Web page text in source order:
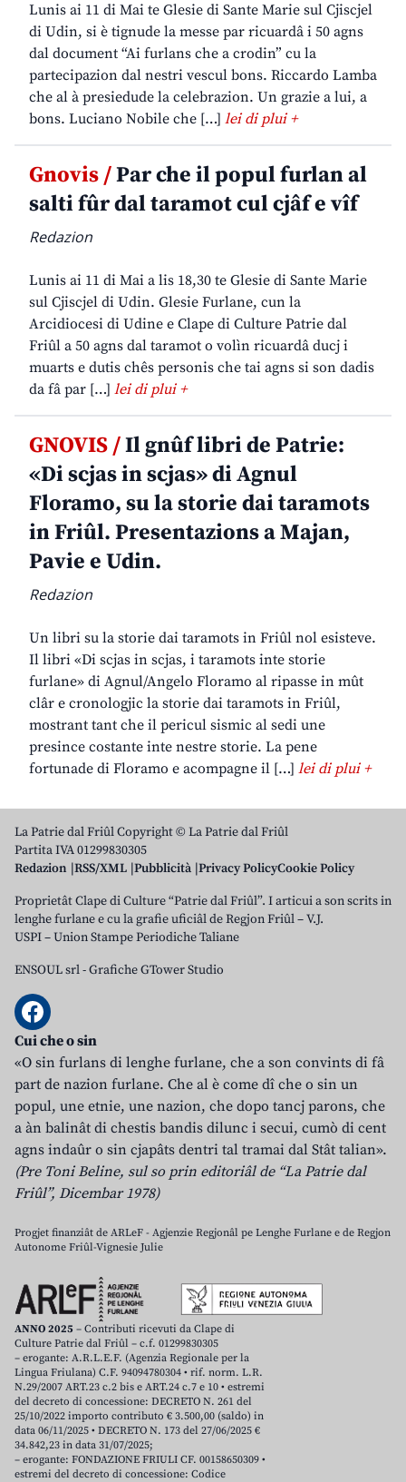
Lunis ai 11 di Mai te Glesie di Sante Marie sul Cjiscjel
di Udin, si è tignude la messe par ricuardâ i 50 agns
dal document “Ai furlans che a crodin” cu la
partecipazion dal nestri vescul bons. Riccardo Lamba
che al à presiedude la celebrazion. Un grazie a lui, a
bons. Luciano Nobile che […] lei di plui +
Gnovis /Par che il popul furlan al
salti fûr dal taramot cul cjâf e vîf
Redazion
Lunis ai 11 di Mai a lis 18,30 te Glesie di Sante Marie
sul Cjiscjel di Udin. Glesie Furlane, cun la
Arcidiocesi di Udine e Clape di Culture Patrie dal
Friûl a 50 agns dal taramot o volìn ricuardâ ducj i
muarts e dutis chês personis che tai agns si son dadis
da fâ par […] lei di plui +
GNOVIS /Il gnûf libri de Patrie:
«Di scjas in scjas» di Agnul
Floramo, su la storie dai taramots
in Friûl. Presentazions a Majan,
Pavie e Udin.
Redazion
Un libri su la storie dai taramots in Friûl nol esisteve.
Il libri «Di scjas in scjas, i taramots inte storie
furlane» di Agnul/Angelo Floramo al ripasse in mût
clâr e cronologjic la storie dai taramots in Friûl,
mostrant tant che il pericul sismic al sedi une
presince costante inte nestre storie. La pene
fortunade di Floramo e acompagne il […] lei di plui +
La Patrie dal Friûl Copyright © La Patrie dal Friûl
Partita IVA 01299830305
Redazion RSS/XML Pubblicità Privacy PolicyCookie Policy
Proprietât Clape di Culture “Patrie dal Friûl”. I articui a son scrits in
lenghe furlane e cu la grafie uficiâl de Regjon Friûl – V.J.
USPI – Union Stampe Periodiche Taliane
ENSOUL srl-Grafiche GTower Studio
Cui che o sin
«O sin furlans di lenghe furlane, che a son convints di fâ
part de nazion furlane. Che al è come dî che o sin un
popul, une etnie, une nazion, che dopo tancj parons, che
a àn balinât di chestis bandis dilunc i secui, cumò di cent
agns indaûr o sin cjapâts dentri tal tramai dal Stât talian».
(Pre Toni Beline, sul so prin editoriâl de “La Patrie dal
Friûl”, Dicembar 1978)
Progjet finanziât de ARLeF - Agjenzie Regjonâl pe Lenghe Furlane e de Regjon
Autonome Friûl-Vignesie Julie
ANNO 2025 – Contributi ricevuti da Clape di
Culture Patrie dal Friûl – c.f. 01299830305
– erogante: A.R.L.E.F. (Agenzia Regionale per la
Lingua Friulana) C.F. 94094780304 • rif. norm. L.R.
N.29/2007 ART.23 c.2 bis e ART.24 c.7 e 10 • estremi
del decreto di concessione: DECRETO N. 261 del
25/10/2022 importo contributo € 3.500,00 (saldo) in
data 06/11/2025 • DECRETO N. 173 del 27/06/2025 €
34.842,23 in data 31/07/2025;
– erogante: FONDAZIONE FRIULI CF. 00158650309 •
estremi del decreto di concessione: Codice